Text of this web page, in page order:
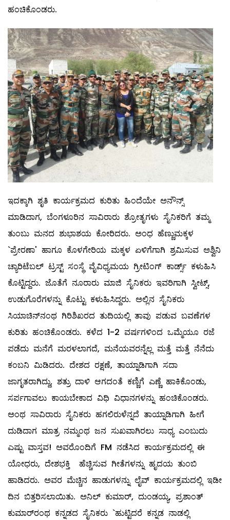
ಹಂಚಿಕೊಂಡರು.
ಇದಕ್ಕಾಗಿ ಶೃತಿ ಕಾರ್ಯಕ್ರಮದ ಕುರಿತು ಹಿಂದೆಯೇ ಅನೌನ್ಸ್
ಮಾಡಿದಾಗ, ಬೆಂಗಳೂರಿನ ಸಾವಿರಾರು ಶ್ರೋತೃಗಳು ಸೈನಿಕರಿಗೆ ತಮ್ಮ
ತುಂಬು ಮನದ ಶುಭಾಶಯ ಕೋರಿದರು. ಅಂಧ ಹೆಣ್ಣುಮಕ್ಕಳ
`ಪ್ರೇರಣಾ' ಹಾಗೂ ಕೊಳಗೇರಿಯ ಮಕ್ಕಳ ಏಳಿಗೆಗಾಗಿ ಶ್ರಮಿಸುವ ಅಶ್ವಿನಿ
ಚ್ಯಾರಿಟೆಬಲ್ ಟ್ರಸ್ಟ್ ಸಂಸ್ಥೆ ವೈವಿಧ್ಯಮಯ ಗ್ರೀಟಿಂಗ್‌ ಕಾರ್ಡ್ಸ್ ಕಳುಹಿಸಿ
ಕೊಟ್ಟಿದ್ದರು. ಜೊತೆಗೆ ನೂರಾರು ಮಾಜಿ ಸೈನಿಕರು ಇವರಿಗಾಗಿ ಸ್ವೀಟ್ಸ್,
ಉಡುಗೊರೆಗಳನ್ನು ಕೊಟ್ಟು ಕಳುಹಿಸಿದ್ದರು. ಅಲ್ಲಿನ ಸೈನಿಕರು
ಸಿಯಾಚಿನ್‌ನಂಥ ಗಿರಿಶಿಖರದ ತುದಿಯಲ್ಲಿ ತಾವು ಪಡುವ ಬವಣೆಗಳ
ಕುರಿತು ಹಂಚಿಕೊಂಡರು. ಕಳೆದ 1-2 ವರ್ಷಗಳಿಂದ ಒಮ್ಮೆಯೂ ರಜೆ
ಪಡೆದು ಮನೆಗೆ ಮರಳಲಾಗದೆ, ಮನೆಯವರನ್ನೆಲ್ಲ ಮತ್ತೆ ಮತ್ತೆ ನೆನೆದು
ಕಂಬನಿ ಮಿಡಿದರು. ದೇಶದ ರಕ್ಷಣೆ, ತಾಯ್ನಾಡಿಗಾಗಿ ಸದಾ
ಜಾಗೃತರಾಗಿದ್ದು, ಶತ್ರು ದಾಳಿ ಆಗದಂತೆ ಕಣ್ಣಿಗೆ ಎಣ್ಣೆ ಹಾಕಿಕೊಂಡು,
ಸರ್ಪಗಾವಲು ಕಾಯಬೇಕಾದ ವಿಧಿ ವಿಧಾನಗಳನ್ನು ಹಂಚಿಕೊಂಡರು.
ಅಂಥ ಸಾವಿರಾರು ಸೈನಿಕರು ಹಗಲಿರುಳೆನ್ನದೆ ತಾಯ್ನಾಡಿಗಾಗಿ ಹೀಗೆ
ದುಡಿದಾಗ ಮಾತ್ರ ನಮ್ಮಂಥ ಜನ ಸುಖವಾಗಿರಲು ಸಾಧ್ಯ ಎಂಬುದು
ಎಷ್ಟು ವಾಸ್ತವ! ಅವರೊಂದಿಗೆ FM ನಡೆಸಿದ ಕಾರ್ಯಕ್ರಮದಲ್ಲಿ ಈ
ಯೋಧರು, ದೇಶಭಕ್ತಿ ಹೆಚ್ಚಿಸುವ ಗೀತೆಗಳನ್ನು ಹೃದಯ ತುಂಬಿ
ಹಾಡಿದರು. ಅವರ ಮೆಚ್ಚಿನ ಹಾಡುಗಳನ್ನು ಲೈವ್ ‌ಕಾರ್ಯಕ್ರಮದಲ್ಲಿ ಇಡೀ
ದಿನ ಬಿತ್ತರಿಸಲಾಯಿತು. ಅನಿಲ್ ಕುಮಾರ್‌, ದುಂಡಯ್ಯ, ಪ್ರಶಾಂತ್‌
ಕುಮಾರ್‌ರಂಥ ಕನ್ನಡದ ಸೈನಿಕರು `ಹುಟ್ಟಿದರೆ ಕನ್ನಡ ನಾಡಲ್ಲಿ